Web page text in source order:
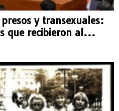
y transexuales:
que recibieron al...